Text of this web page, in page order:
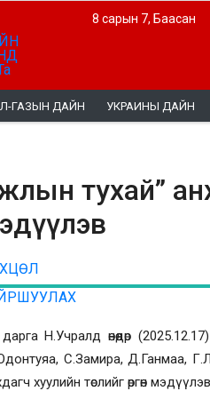
8 сарын 7, Баасан
ГАЗЫН ДАЙН УКРАИНЫ ДАЙН
тухай”
Н.Учралд өнөөдөр
С.Замира, Д.Ганмаа,
хуулийн төслийг өргөн